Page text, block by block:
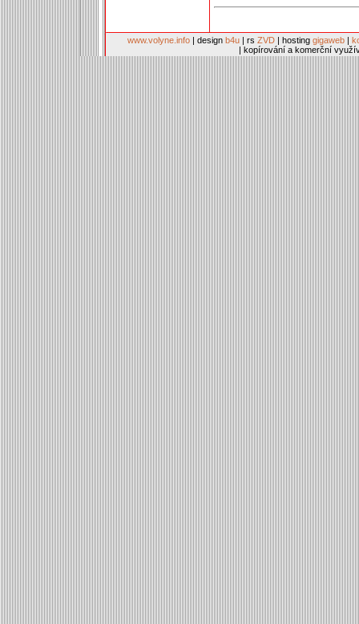
www.volyne.info | design b4u | rs ZVD | hosting gigaweb |
| kopírování a komerční